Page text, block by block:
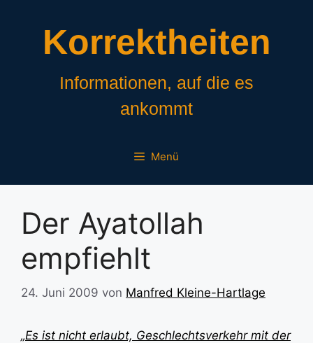
Korrektheiten
Informationen, auf die es
ankommt
Menü
Der Ayatollah
empfiehlt
24. Juni 2009 von Manfred Kleine-Hartlage
„Es ist nicht erlaubt, Geschlechtsverkehr mit der